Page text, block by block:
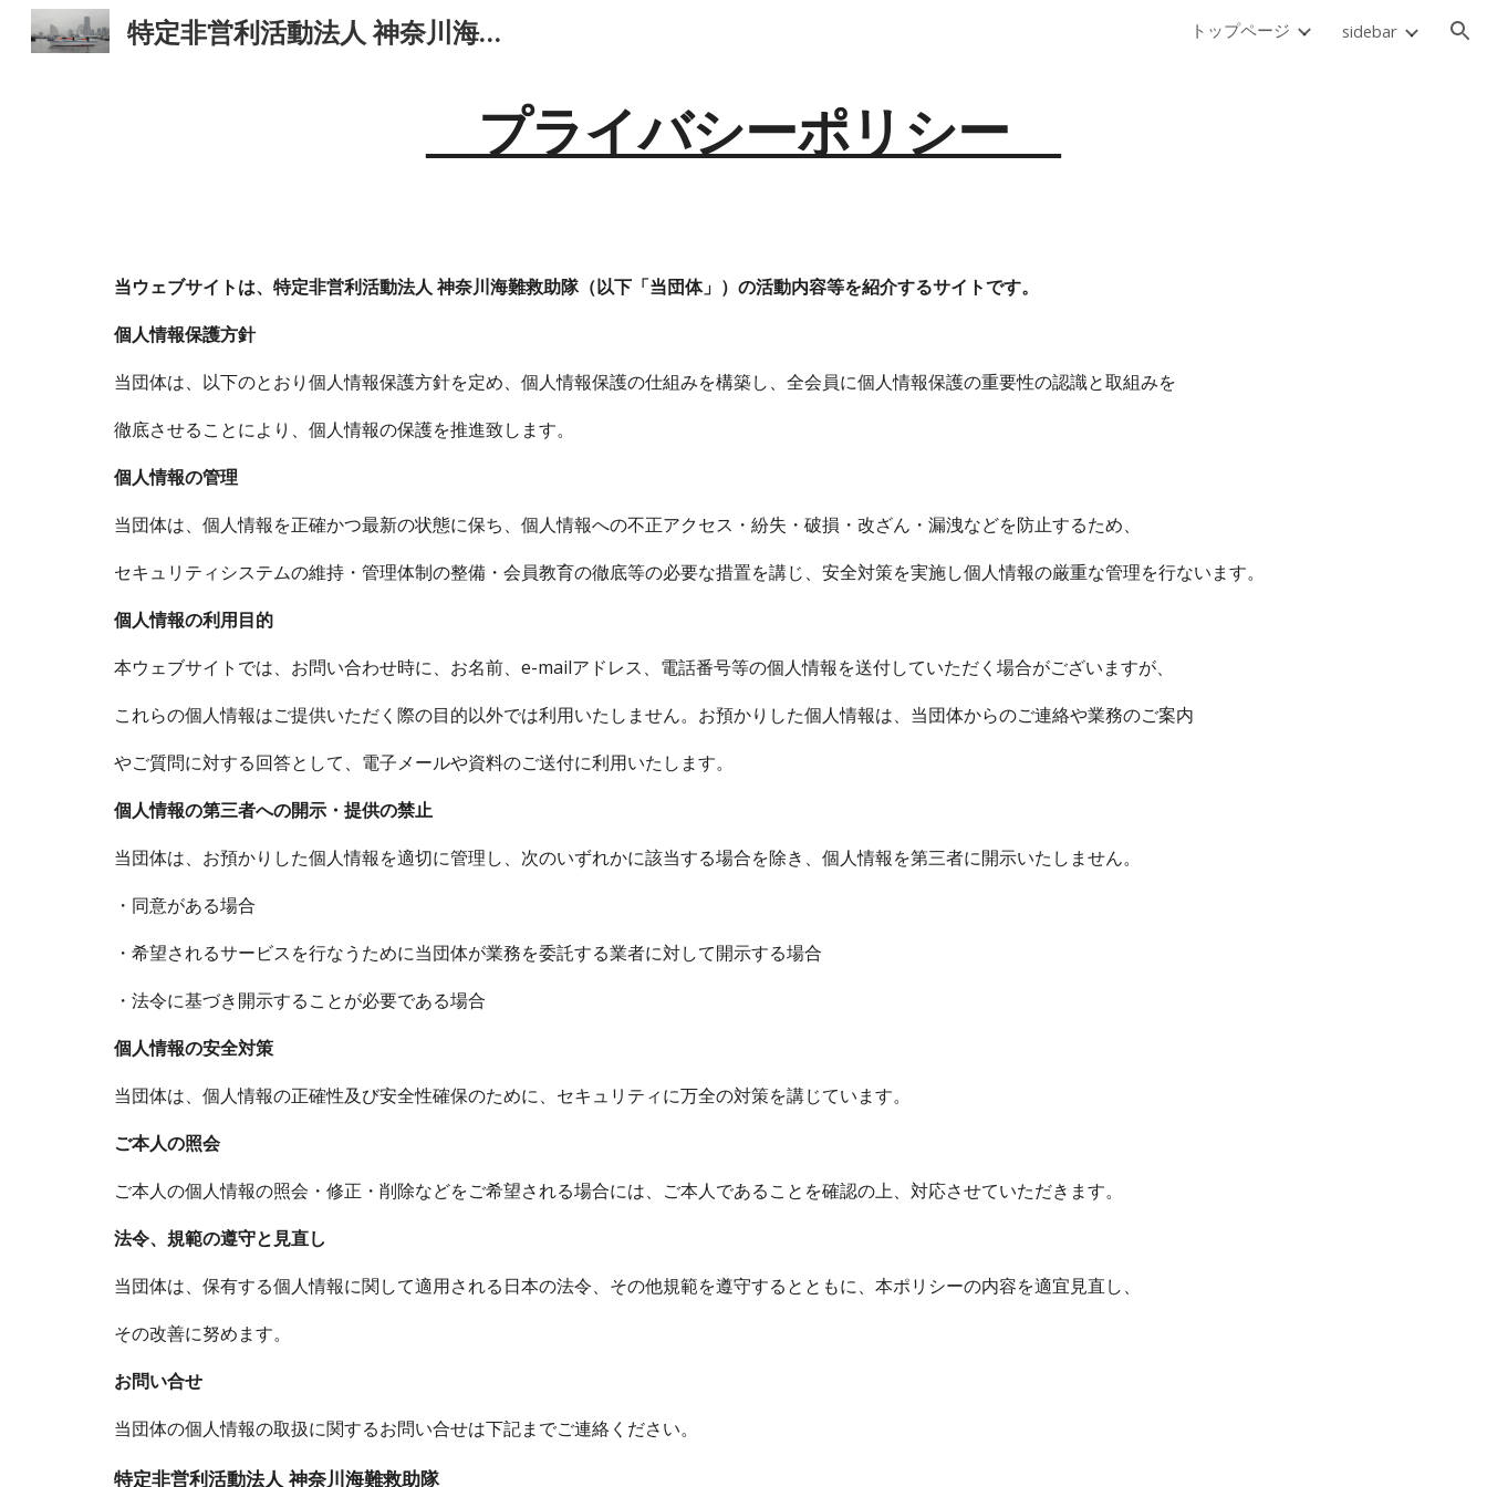
Skip to main content
特定非営利活動法人 神奈川海難救助隊 トップページ トップページ sidebar
プライバシーポリシー
当ウェブサイトは、特定非営利活動法人 神奈川海難救助隊（以下「当団体」）の活動内容等を紹介するサイトです。
個人情報保護方針
当団体は、以下のとおり個人情報保護方針を定め、個人情報保護の仕組みを構築し、全会員に個人情報保護の重要性の認識と取組みを
徹底させることにより、個人情報の保護を推進致します。
個人情報の管理
当団体は、個人情報を正確かつ最新の状態に保ち、個人情報への不正アクセス・紛失・破損・改ざん・漏洩などを防止するため、
セキュリティシステムの維持・管理体制の整備・会員教育の徹底等の必要な措置を講じ、安全対策を実施し個人情報の厳重な管理を行ないます。
個人情報の利用目的
本ウェブサイトでは、お問い合わせ時に、お名前、e-mailアドレス、電話番号等の個人情報を送付していただく場合がございますが、
これらの個人情報はご提供いただく際の目的以外では利用いたしません。お預かりした個人情報は、当団体からのご連絡や業務のご案内
やご質問に対する回答として、電子メールや資料のご送付に利用いたします。
個人情報の第三者への開示・提供の禁止
当団体は、お預かりした個人情報を適切に管理し、次のいずれかに該当する場合を除き、個人情報を第三者に開示いたしません。
・同意がある場合
・希望されるサービスを行なうために当団体が業務を委託する業者に対して開示する場合
・法令に基づき開示することが必要である場合
個人情報の安全対策
当団体は、個人情報の正確性及び安全性確保のために、セキュリティに万全の対策を講じています。
ご本人の照会
ご本人の個人情報の照会・修正・削除などをご希望される場合には、ご本人であることを確認の上、対応させていただきます。
法令、規範の遵守と見直し
当団体は、保有する個人情報に関して適用される日本の法令、その他規範を遵守するとともに、本ポリシーの内容を適宜見直し、
その改善に努めます。
お問い合せ
当団体の個人情報の取扱に関するお問い合せは下記までご連絡ください。
特定非営利活動法人 神奈川海難救助隊